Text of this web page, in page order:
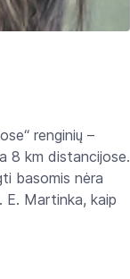
renginių –
8 km distancijose.
basomis nėra
E. Martinka, kaip